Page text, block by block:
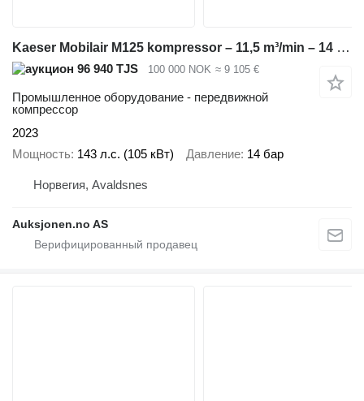
Kaeser Mobilair M125 kompressor – 11,5 m³/min – 14 bar – kun 1770 timer
96 940 TJS 100 000 NOK ≈ 9 105 €
Промышленное оборудование - передвижной
компрессор
2023
Мощность 143 л.с. (105 кВт) Давление 14 бар
Норвегия, Avaldsnes
Auksjonen.no AS